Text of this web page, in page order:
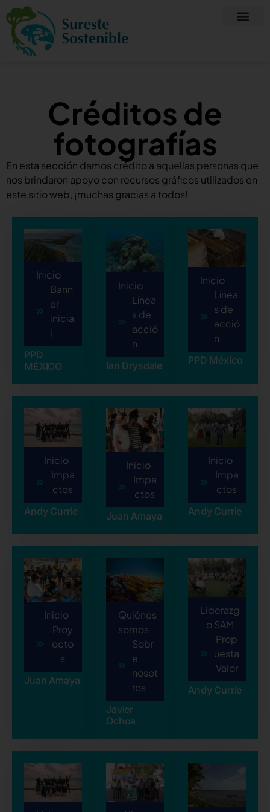
Créditos de
fotografías
En esta sección damos crédito a aquellas personas que
nos brindaron apoyo con recursos gráficos utilizados en
este sitio web, ¡muchas gracias a todos!
Inicio
Bann
er
inicia
l
PPD
MÉXICO
Inicio
Línea
s de
acció
n
Ian Drysdale
Inicio
Línea
s de
acció
n
PPD México
Inicio
Impa
ctos
Andy Currie
Inicio
Impa
ctos
Juan Amaya
Inicio
Impa
ctos
Andy Currie
Inicio
Proy
ecto
s
Juan Amaya
Quiénes
somos
Sobr
e
nosot
ros
Javier
Ochoa
Liderazg
o SAM
Prop
uesta
Valor
Andy Currie